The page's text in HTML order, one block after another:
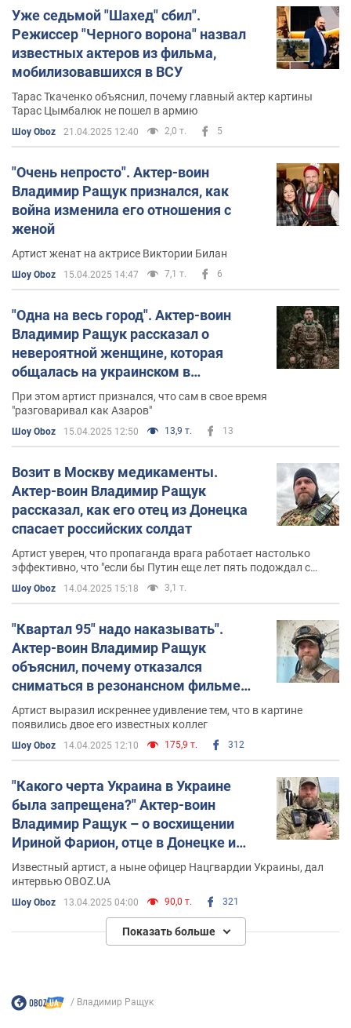
Уже седьмой "Шахед" сбил".
Режиссер "Черного ворона" назвал
известных актеров из фильма,
мобилизовавшихся в ВСУ
Тарас Ткаченко объяснил, почему главный актер картины
Тарас Цымбалюк не пошел в армию
Шоу Oboz 21.04.2025 12:40 2,0 т. 5
"Очень непросто". Актер-воин
Владимир Ращук признался, как
война изменила его отношения с
женой
Артист женат на актрисе Виктории Билан
Шоу Oboz 15.04.2025 14:47 7,1 т. 6
"Одна на весь город". Актер-воин
Владимир Ращук рассказал о
невероятной женщине, которая
общалась на украинском в
Мариуполе
При этом артист признался, что сам в свое время
"разговаривал как Азаров"
Шоу Oboz 15.04.2025 12:50 13,9 т. 13
Возит в Москву медикаменты.
Актер-воин Владимир Ращук
рассказал, как его отец из Донецка
спасает российских солдат
Артист уверен, что пропаганда врага работает настолько
эффективно, что "если бы Путин еще лет пять подождал с
вторжением, зашел бы в Украину с парадом"
Шоу Oboz 14.04.2025 15:18 3,1 т.
"Квартал 95" надо наказывать".
Актер-воин Владимир Ращук
объяснил, почему отказался
сниматься в резонансном фильме
"Раша гудбай"
Артист выразил искреннее удивление тем, что в картине
появились двое его известных коллег
Шоу Oboz 14.04.2025 12:10 175,9 т. 312
"Какого черта Украина в Украине
была запрещена?" Актер-воин
Владимир Ращук – о восхищении
Ириной Фарион, отце в Донецке и
доме в Мариуполе
Известный артист, а ныне офицер Нацгвардии Украины, дал
интервью OBOZ.UA
Шоу Oboz 13.04.2025 04:00 90,0 т. 321
Показать больше
Владимир Ращук